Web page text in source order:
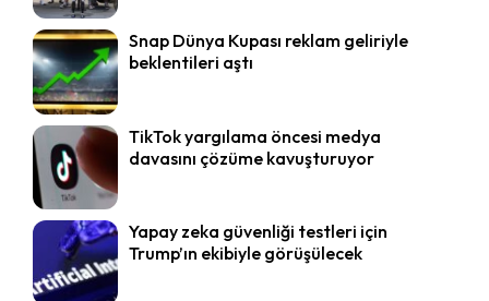
Snap Dünya Kupası reklam geliriyle
beklentileri aştı
TikTok yargılama öncesi medya
davasını çözüme kavuşturuyor
Yapay zeka güvenliği testleri için
Trump’ın ekibiyle görüşülecek